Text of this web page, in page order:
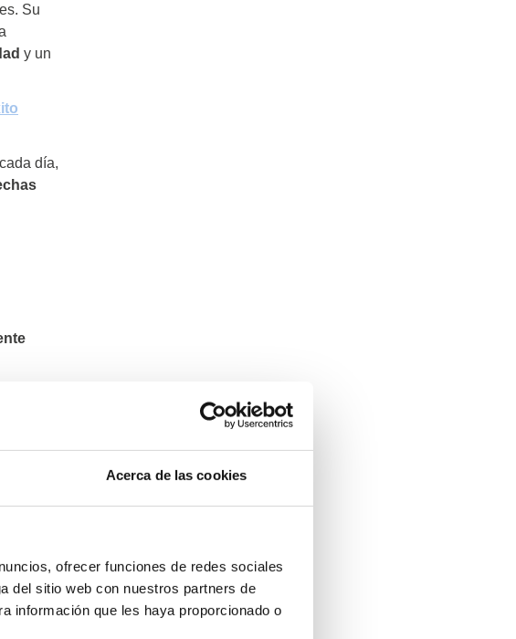
Acerca de las cookies
ofrecer funciones de redes sociales
del sitio web con nuestros partners de
información que les haya proporcionado o
Su
y un
día,